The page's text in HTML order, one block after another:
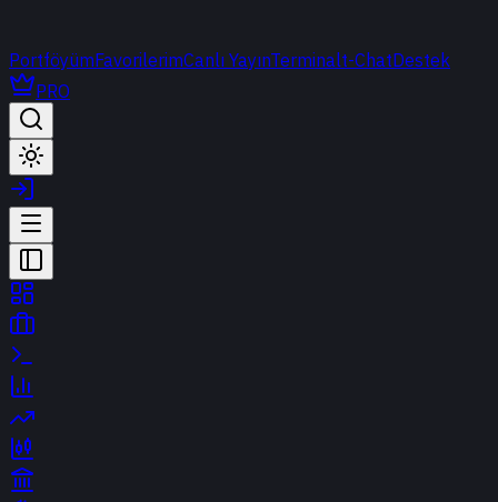
PortföyümFavorilerimCanlı YayınTerminalt-ChatDestek
PRO